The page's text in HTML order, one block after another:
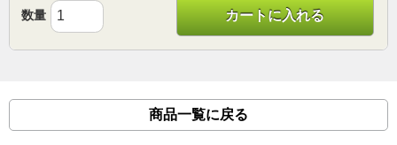
数量 カートに入れる
商品一覧に戻る